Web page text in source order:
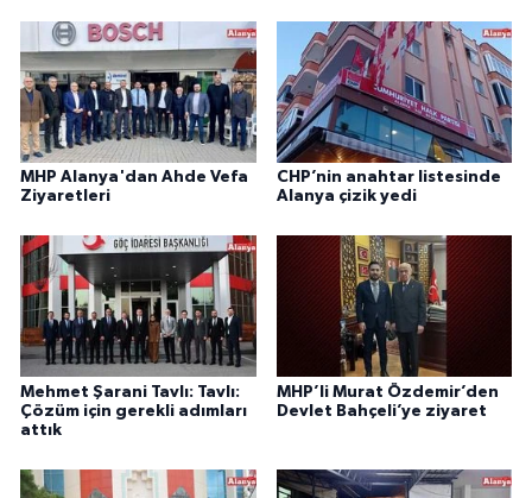
MHP Alanya'dan Ahde Vefa
Ziyaretleri
CHP’nin anahtar listesinde
Alanya çizik yedi
Mehmet Şarani Tavlı: Tavlı:
Çözüm için gerekli adımları
attık
MHP’li Murat Özdemir’den
Devlet Bahçeli’ye ziyaret